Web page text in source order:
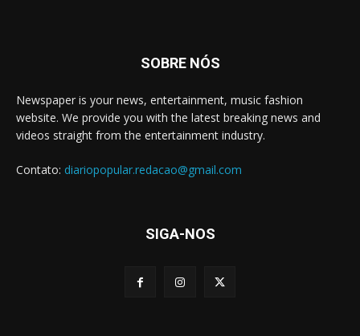
SOBRE NÓS
Newspaper is your news, entertainment, music fashion
website. We provide you with the latest breaking news and
videos straight from the entertainment industry.
Contato: diariopopular.redacao@gmail.com
SIGA-NOS